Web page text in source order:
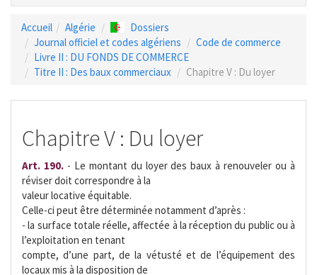
Accueil Algérie
Dossiers
Journal officiel et codes algériens
Code de commerce
Livre II : DU FONDS DE COMMERCE
Titre II : Des baux commerciaux
Chapitre V : Du loyer
Chapitre V : Du loyer
Art. 190. - Le montant du loyer des baux à renouveler ou à
réviser doit correspondre à la
valeur locative équitable.
Celle-ci peut être déterminée notamment d’après :
- la surface totale réelle, affectée à la réception du public ou à
l’exploitation en tenant
compte, d’une part, de la vétusté et de l’équipement des
locaux mis à la disposition de